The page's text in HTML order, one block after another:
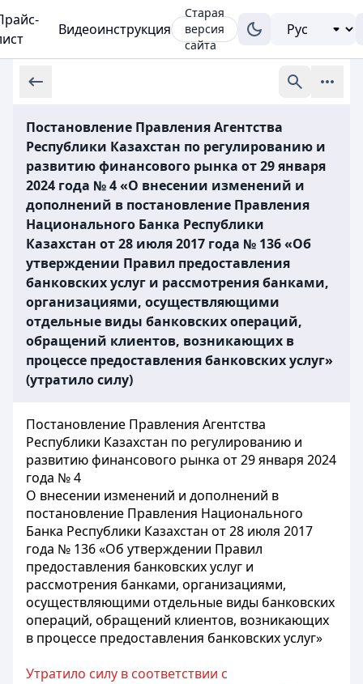
Видеоинструкция
Старая
версия
сайта
Постановление Правления Агентства
Республики Казахстан по регулированию и
развитию финансового рынка от 29 января
2024 года № 4 «О внесении изменений и
дополнений в постановление Правления
Национального Банка Республики
Казахстан от 28 июля 2017 года № 136 «Об
утверждении Правил предоставления
банковских услуг и рассмотрения банками,
организациями, осуществляющими
отдельные виды банковских операций,
обращений клиентов, возникающих в
процессе предоставления банковских услуг»
(утратило силу)
Постановление Правления Агентства
Республики Казахстан по регулированию и
развитию финансового рынка от 29 января 2024
года № 4
О внесении изменений и дополнений в
постановление Правления Национального
Банка Республики Казахстан от 28 июля 2017
года № 136 «Об утверждении Правил
предоставления банковских услуг и
рассмотрения банками, организациями,
осуществляющими отдельные виды банковских
операций, обращений клиентов, возникающих
в процессе предоставления банковских услуг»
Утратило силу в соответствии с